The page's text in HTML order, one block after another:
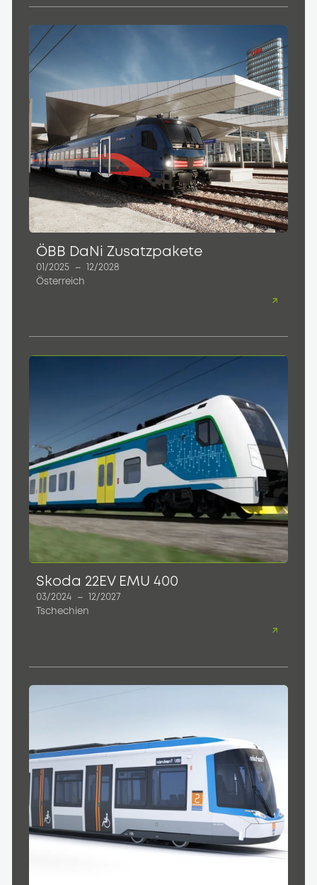
ÖBB DaNi Zusatzpakete
01/2025 –
12/2028
Österreich
Skoda 22EV EMU 400
03/2024 –
12/2027
Tschechien